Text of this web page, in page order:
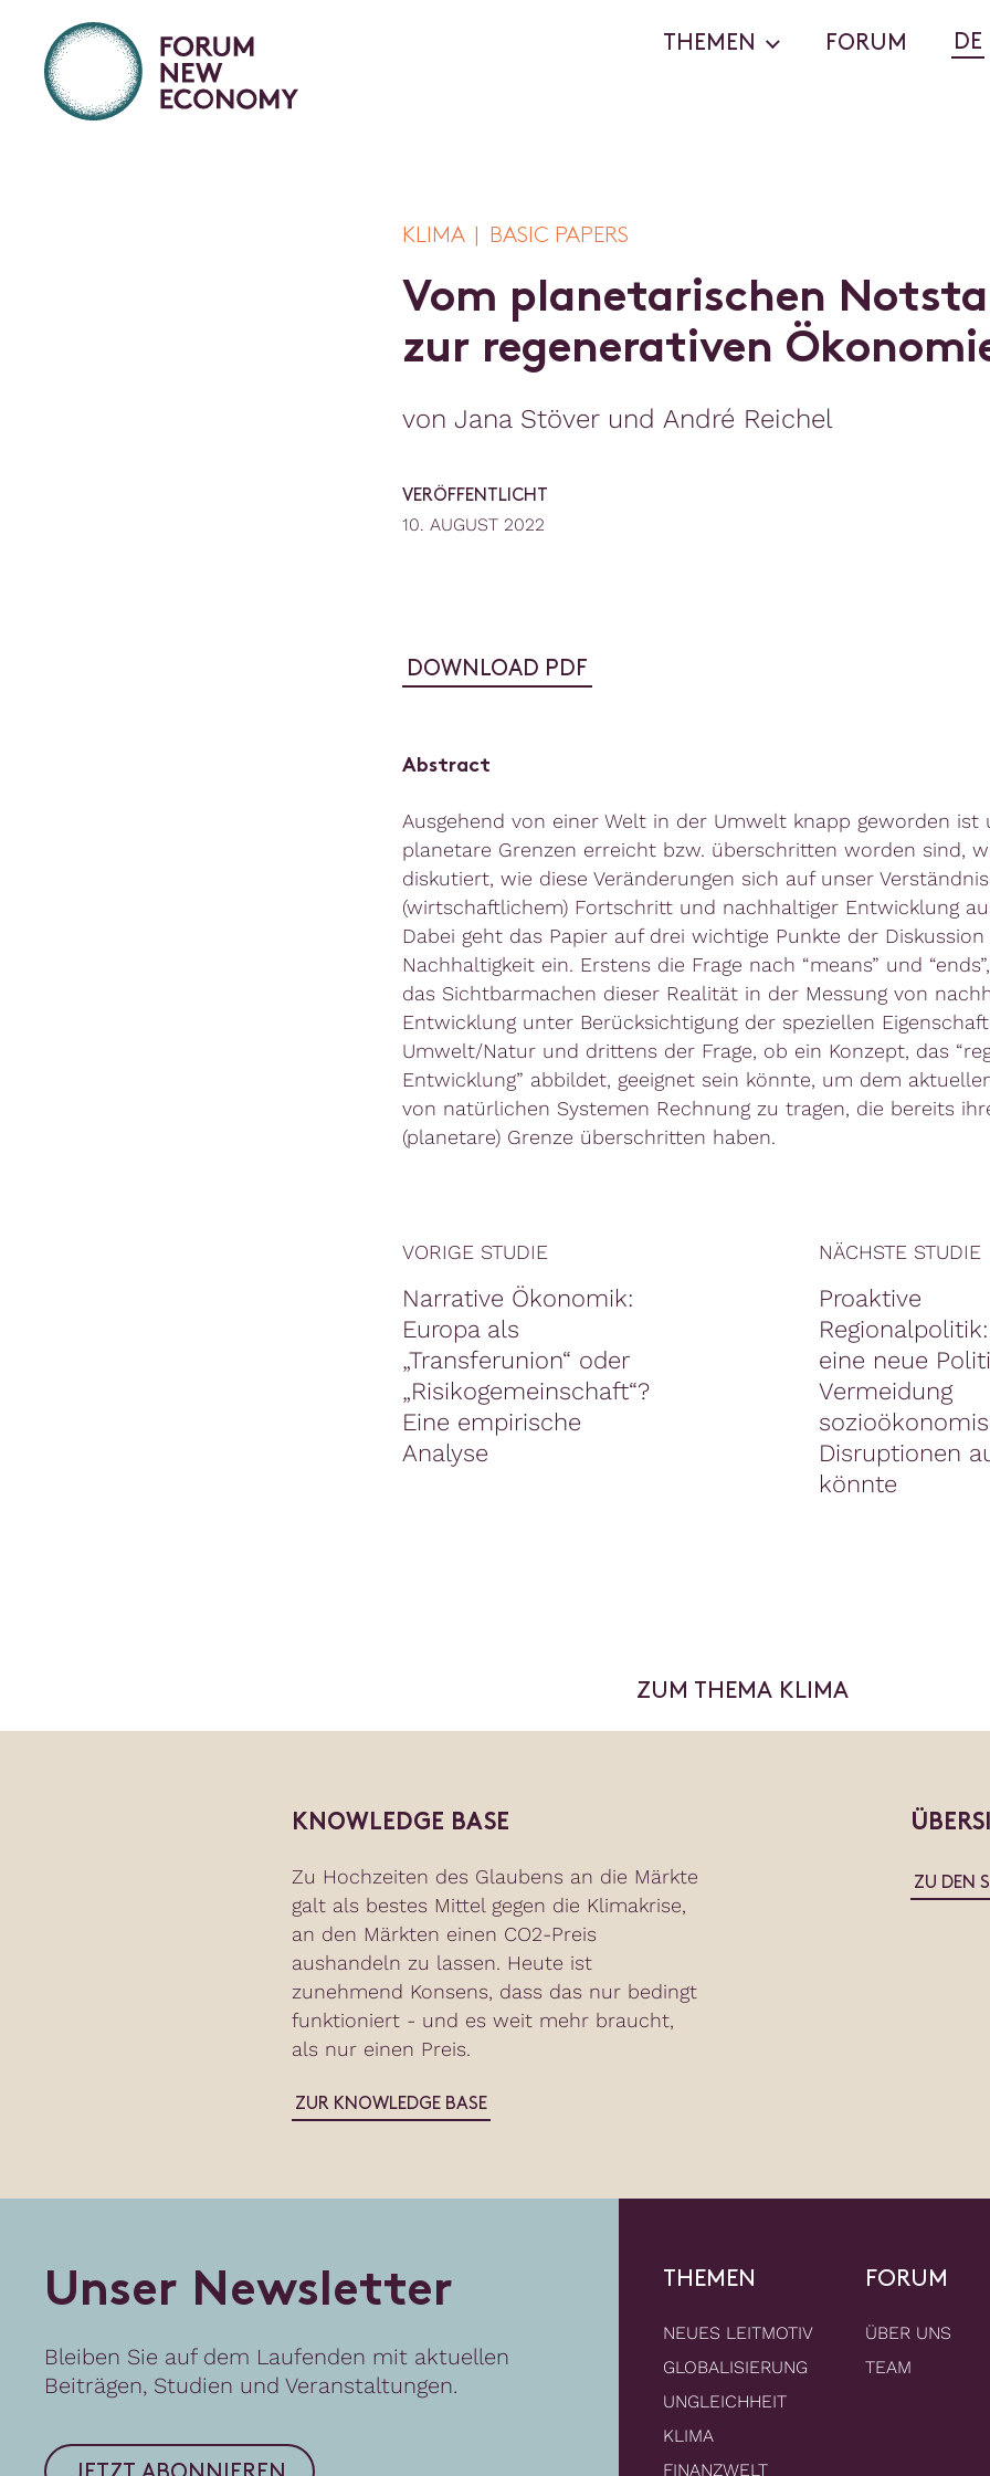
THEMEN FORUM DE
KLIMA | BASIC PAPERS
Vom planetarischen Notsta
zur regenerativen Ökonomi
von Jana Stöver und André Reichel
VERÖFFENTLICHT
10. AUGUST 2022
DOWNLOAD PDF
Abstract
Ausgehend von einer Welt in der Umwelt knapp geworden ist
planetare Grenzen erreicht bzw. überschritten worden sind,
diskutiert, wie diese Veränderungen sich auf unser
(wirtschaftlichem) Fortschritt und nachhaltiger Entwicklung
Dabei geht das Papier auf drei wichtige Punkte der
Nachhaltigkeit ein. Erstens die Frage nach “means” und
das Sichtbarmachen dieser Realität in der Messung von
Entwicklung unter Berücksichtigung der speziellen
Umwelt/Natur und drittens der Frage, ob ein Konzept, das
Entwicklung” abbildet, geeignet sein könnte, um dem
von natürlichen Systemen Rechnung zu tragen, die bereits
(planetare) Grenze überschritten haben.
VORIGE STUDIE
Narrative Ökonomik:
Europa als
„Transferunion“ oder
„Risikogemeinschaft“?
Eine empirische
Analyse
NÄCHSTE STUDIE
Proaktive
eine neue
Vermeidung
Disruptionen
könnte
ZUM THEMA KLIMA
KNOWLEDGE BASE
Zu Hochzeiten des Glaubens an die Märkte
galt als bestes Mittel gegen die Klimakrise,
an den Märkten einen CO2-Preis
aushandeln zu lassen. Heute ist
zunehmend Konsens, dass das nur bedingt
funktioniert - und es weit mehr braucht,
als nur einen Preis.
ZUR KNOWLEDGE BASE
ZU DEN
Unser Newsletter
Bleiben Sie auf dem Laufenden mit aktuellen
Beiträgen, Studien und Veranstaltungen.
THEMEN
NEUES LEITMOTIV
GLOBALISIERUNG
UNGLEICHHEIT
KLIMA
FINANZWELT
FORUM
ÜBER UNS
TEAM